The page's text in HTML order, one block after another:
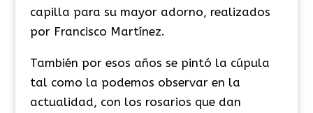
capilla para su mayor adorno, realizados
por Francisco Martínez.
​También por esos años se pintó la cúpula
tal como la podemos observar en la
actualidad, con los rosarios que dan